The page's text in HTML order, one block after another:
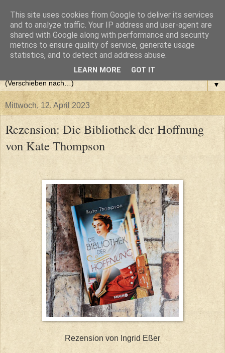
▼
Mittwoch, 12. April 2023
Rezension: Die Bibliothek der Hoffnung
von Kate Thompson
Rezension von Ingrid Eßer
This site uses cookies from Google to deliver its services
and to analyze traffic. Your IP address and user-agent are
shared with Google along with performance and security
metrics to ensure quality of service, generate usage
statistics, and to detect and address abuse.
LEARN MORE GOT IT